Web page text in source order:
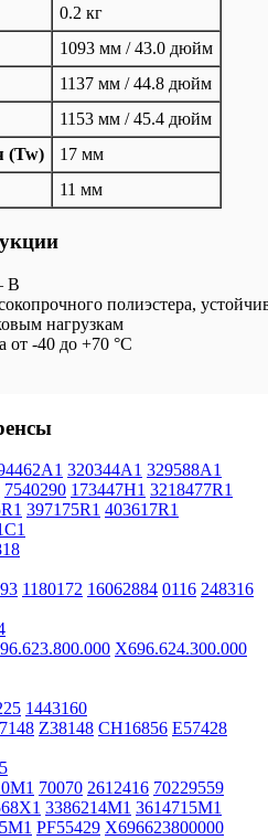
0.2 кг
1093 мм / 43.0 дюйм
1137 мм / 44.8 дюйм
1153 мм / 45.4 дюйм
(Tw)
17 мм
11 мм
B
полиэстера,
нагрузкам
от -40 до +70 °C
320344A1 329588A1
7540290 173447H1 3218477R1
397175R1 403617R1
1180172 16062884 0116 248316
X696.624.300.000
1443160
Z38148 CH16856 E57428
70070 2612416 70229559
3386214M1 3614715M1
PF55429 X696623800000